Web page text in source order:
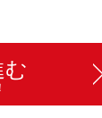
む